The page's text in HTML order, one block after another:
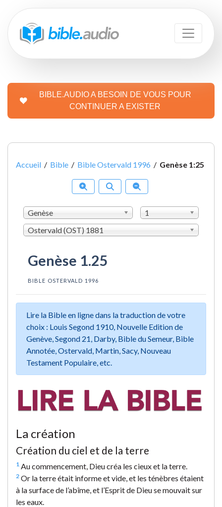
BIBLE.AUDIO A BESOIN DE VOUS POUR
CONTINUER A EXISTER
Accueil / Bible / Bible Ostervald 1996 / Genèse 1:25
Genèse
1
Ostervald (OST) 1881
Genèse 1.25
BIBLE OSTERVALD 1996
Lire la Bible en ligne dans la traduction de votre
choix : Louis Segond 1910, Nouvelle Edition de
Genève, Segond 21, Darby, Bible du Semeur, Bible
Annotée, Ostervald, Martin, Sacy, Nouveau
Testament Populaire, etc.
La création
Création du ciel et de la terre
1 Au commencement, Dieu créa les cieux et la terre.
2 Or la terre était informe et vide, et les ténèbres étaient
à la surface de l’abîme, et l’Esprit de Dieu se mouvait sur
les eaux.